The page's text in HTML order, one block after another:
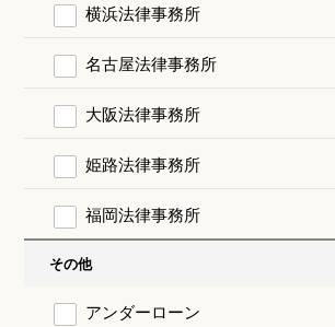
横浜法律事務所
名古屋法律事務所
大阪法律事務所
姫路法律事務所
福岡法律事務所
その他
アンダーローン